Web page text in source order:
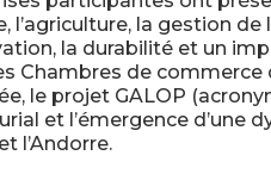
l’agriculture, la gestion
la durabilité et un
Chambres de commerce
le projet GALOP
et l’émergence d’une
l’Andorre.